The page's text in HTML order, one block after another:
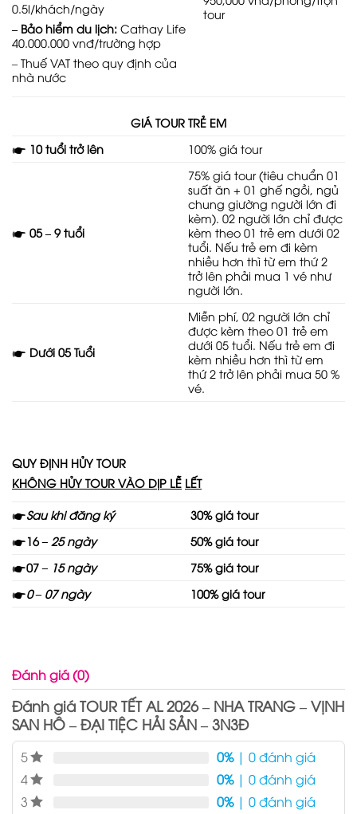
0.5l/khách/ngày
– Bảo hiểm du lịch: Cathay Life
40.000.000 vnđ/trường hợp
– Thuế VAT theo quy định của
nhà nước
tour
GIÁ TOUR TRẺ EM
🖝 10 tuổi trở lên 100% giá tour
🖝 05 – 9 tuổi
75% giá tour (tiêu chuẩn 01
suất ăn + 01 ghế ngồi, ngủ
chung giường người lớn đi
kèm). 02 người lớn chỉ được
kèm theo 01 trẻ em dưới 02
tuổi. Nếu trẻ em đi kèm
nhiều hơn thì từ em thứ 2
trở lên phải mua 1 vé như
người lớn.
🖝 Dưới 05 Tuổi
Miễn phí, 02 người lớn chỉ
được kèm theo 01 trẻ em
dưới 05 tuổi. Nếu trẻ em đi
kèm nhiều hơn thì từ em
thứ 2 trở lên phải mua 50 %
vé.
QUY ĐỊNH HỦY TOUR
KHÔNG HỦY TOUR VÀO DỊP LỄ LẾT
🖝Sau khi đăng ký
30% giá tour
🖝16 – 25 ngày
50% giá tour
🖝07 – 15 ngày
75% giá tour
🖝0 – 07 ngày 100% giá tour
Đánh giá (0)
Đánh giá TOUR TẾT AL 2026 – NHA TRANG – VỊNH
SAN HÔ – ĐẠI TIỆC HẢI SẢN – 3N3Đ
5 0%| 0 đánh giá
4
0%| 0 đánh giá
3
0%| 0 đánh giá